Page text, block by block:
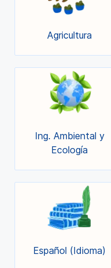
Agricultura
Ing. Ambiental y
Ecología
Español (Idioma)